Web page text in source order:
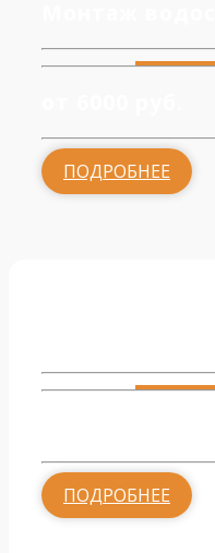
ПОДРОБНЕЕ
ПОДРОБНЕЕ